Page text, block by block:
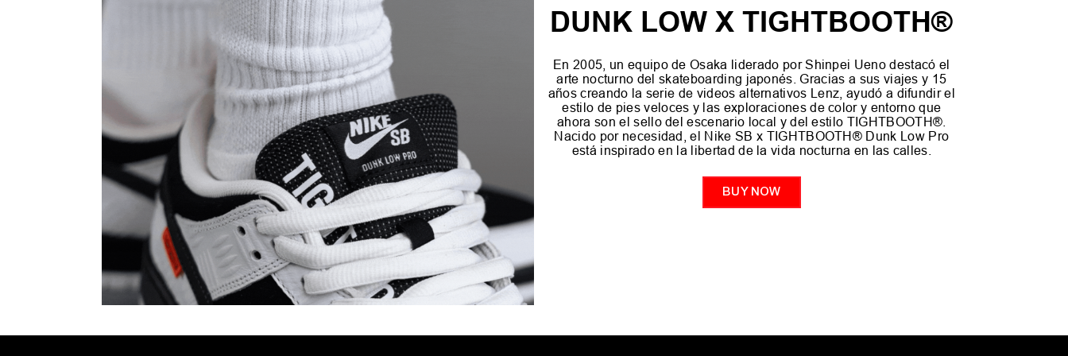
DUNK LOW X TIGHTBOOTH®︎
En 2005, un equipo de Osaka liderado por Shinpei Ueno destacó el
arte nocturno del skateboarding japonés. Gracias a sus viajes y 15
años creando la serie de videos alternativos Lenz, ayudó a difundir el
estilo de pies veloces y las exploraciones de color y entorno que
ahora son el sello del escenario local y del estilo TIGHTBOOTH®︎.
Nacido por necesidad, el Nike SB x TIGHTBOOTH®︎ Dunk Low Pro
está inspirado en la libertad de la vida nocturna en las calles.
BUY NOW